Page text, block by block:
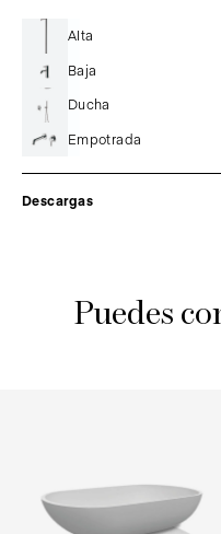
Alta
Baja
Ducha
Empotrada
Descargas
Puedes